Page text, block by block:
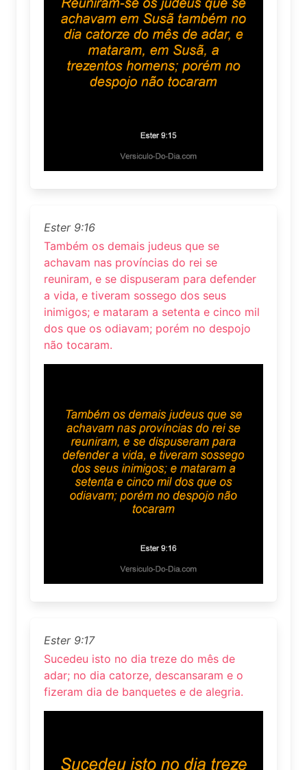
Ester 9:16
Também os demais judeus que se
achavam nas províncias do rei se
reuniram, e se dispuseram para defender
a vida, e tiveram sossego dos seus
inimigos; e mataram a setenta e cinco mil
dos que os odiavam; porém no despojo
não tocaram.
Ester 9:17
Sucedeu isto no dia treze do mês de
adar; no dia catorze, descansaram e o
fizeram dia de banquetes e de alegria.